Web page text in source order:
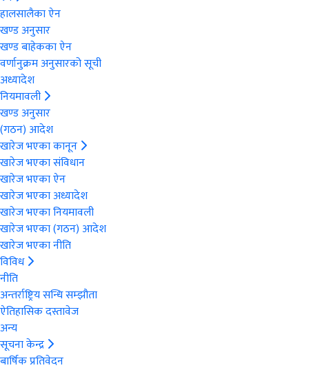
हालसालैका ऐन
खण्ड अनुसार
खण्ड बाहेकका ऐन
वर्णानुक्रम अनुसारको सूची
अध्यादेश
नियमावली
खण्ड अनुसार
(गठन) आदेश
खारेज भएका कानून
खारेज भएका संविधान
खारेज भएका ऐन
खारेज भएका अध्यादेश
खारेज भएका नियमावली
खारेज भएका (गठन) आदेश
खारेज भएका नीति
विविध
नीति
अन्तर्राष्ट्रिय सन्धि सम्झौता
ऐतिहासिक दस्तावेज
अन्य
सूचना केन्द्र
बार्षिक प्रतिवेदन